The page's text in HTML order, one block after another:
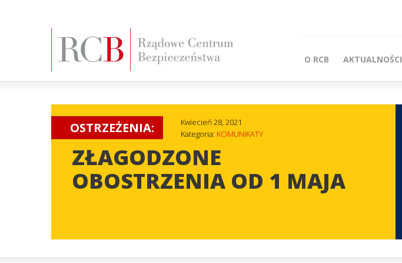
O RCB AKTUALNOŚCI
OSTRZEŻENIA:
Kwiecień 28, 2021
Kategoria: KOMUNIKATY
ZŁAGODZONE
OBOSTRZENIA OD 1 MAJA